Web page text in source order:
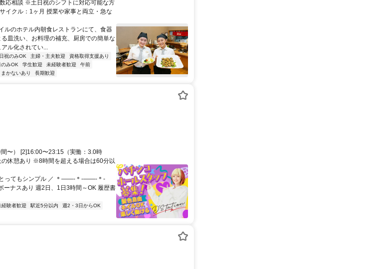
応相談 ※土日祝のシフトに対応可能な方
イクル：1ヶ月 授業や家事と両立・急な
ルのホテル内朝食レストランにて、食器
皿洗い、お料理の補充、厨房での簡単な
ル化されてい...
祝のみOK 主婦・主夫歓迎
資格取得支援あり
のみOK 学生歓迎 未経験者歓迎
午前
まかないあり 長期歓迎
〜） [2]16:00〜23:15（実働：3.0時
休憩あり ※8時間を超える場合は60分以
とってもシンプル ／ ＊――-＊-――-＊-
ナスあり 週2日、1日3時間～OK 履歴書
経験者歓迎 駅近5分以内
週2・3日からOK